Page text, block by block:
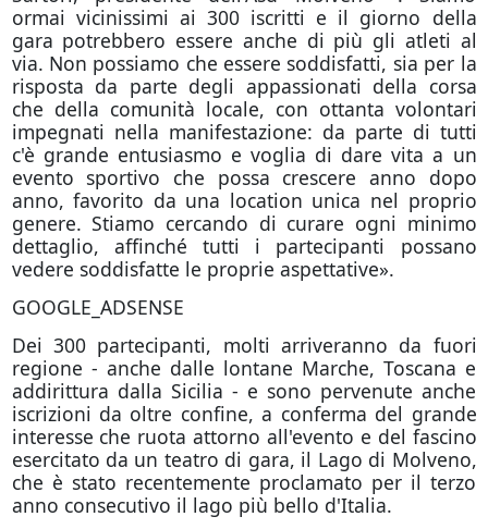
ormai vicinissimi ai 300 iscritti e il giorno della
gara potrebbero essere anche di più gli atleti al
via. Non possiamo che essere soddisfatti, sia per la
risposta da parte degli appassionati della corsa
che della comunità locale, con ottanta volontari
impegnati nella manifestazione: da parte di tutti
c'è grande entusiasmo e voglia di dare vita a un
evento sportivo che possa crescere anno dopo
anno, favorito da una location unica nel proprio
genere. Stiamo cercando di curare ogni minimo
dettaglio, affinché tutti i partecipanti possano
vedere soddisfatte le proprie aspettative».
GOOGLE_ADSENSE
Dei 300 partecipanti, molti arriveranno da fuori
regione - anche dalle lontane Marche, Toscana e
addirittura dalla Sicilia - e sono pervenute anche
iscrizioni da oltre confine, a conferma del grande
interesse che ruota attorno all'evento e del fascino
esercitato da un teatro di gara, il Lago di Molveno,
che è stato recentemente proclamato per il terzo
anno consecutivo il lago più bello d'Italia.